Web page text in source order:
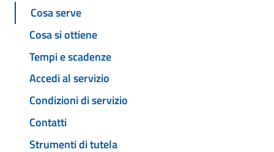
Cosa serve
Cosa si ottiene
Tempi e scadenze
Accedi al servizio
Condizioni di servizio
Contatti
Strumenti di tutela